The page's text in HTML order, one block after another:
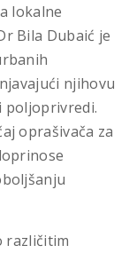
lokalne
Bila Dubaić je
njihovu
poljoprivredi.
oprašivača za
različitim